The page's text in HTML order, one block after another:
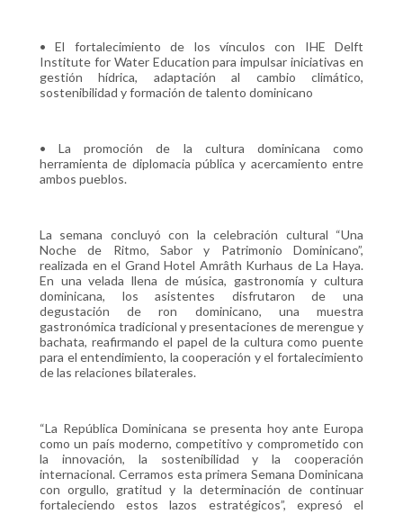
• El fortalecimiento de los vínculos con IHE Delft
Institute for Water Education para impulsar iniciativas en
gestión hídrica, adaptación al cambio climático,
sostenibilidad y formación de talento dominicano
• La promoción de la cultura dominicana como
herramienta de diplomacia pública y acercamiento entre
ambos pueblos.
La semana concluyó con la celebración cultural “Una
Noche de Ritmo, Sabor y Patrimonio Dominicano”,
realizada en el Grand Hotel Amrâth Kurhaus de La Haya.
En una velada llena de música, gastronomía y cultura
dominicana, los asistentes disfrutaron de una
degustación de ron dominicano, una muestra
gastronómica tradicional y presentaciones de merengue y
bachata, reafirmando el papel de la cultura como puente
para el entendimiento, la cooperación y el fortalecimiento
de las relaciones bilaterales.
“La República Dominicana se presenta hoy ante Europa
como un país moderno, competitivo y comprometido con
la innovación, la sostenibilidad y la cooperación
internacional. Cerramos esta primera Semana Dominicana
con orgullo, gratitud y la determinación de continuar
fortaleciendo estos lazos estratégicos”, expresó el